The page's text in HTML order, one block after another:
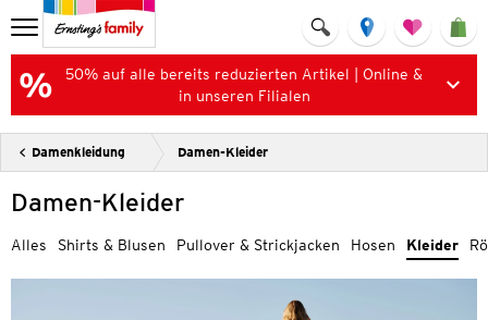
50% auf alle bereits reduzierten Artikel | Online &
in unseren Filialen
Damenkleidung Damen-Kleider
Damen-Kleider
Alles Shirts & Blusen Pullover & Strickjacken Hosen Kleider